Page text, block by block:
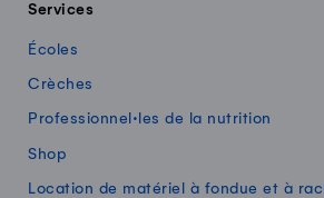
Services
Écoles
Crèches
Professionnel·les de la nutrition
Shop
Location de matériel à fondue et à